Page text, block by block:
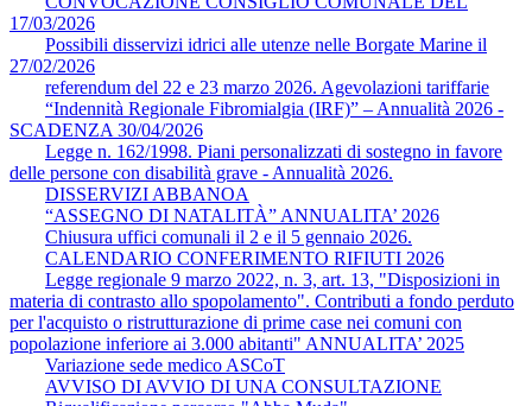
17/03/2026
Possibili disservizi idrici alle utenze nelle Borgate Marine il
27/02/2026
referendum del 22 e 23 marzo 2026. Agevolazioni tariffarie
“Indennità Regionale Fibromialgia (IRF)” – Annualità 2026 -
SCADENZA 30/04/2026
Legge n. 162/1998. Piani personalizzati di sostegno in favore
delle persone con disabilità grave - Annualità 2026.
DISSERVIZI ABBANOA
“ASSEGNO DI NATALITÀ” ANNUALITA’ 2026
Chiusura uffici comunali il 2 e il 5 gennaio 2026.
CALENDARIO CONFERIMENTO RIFIUTI 2026
Legge regionale 9 marzo 2022, n. 3, art. 13, "Disposizioni in
materia di contrasto allo spopolamento". Contributi a fondo perduto
per l'acquisto o ristrutturazione di prime case nei comuni con
popolazione inferiore ai 3.000 abitanti" ANNUALITA’ 2025
Variazione sede medico ASCoT
AVVISO DI AVVIO DI UNA CONSULTAZIONE